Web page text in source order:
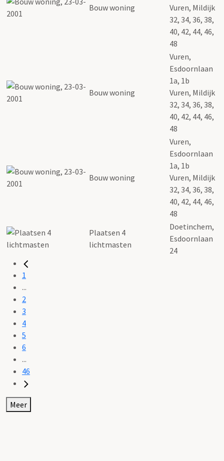
Bouw woning
Vuren, Mildijk
32, 34, 36, 38,
40, 42, 44, 46,
48
Bouw woning
Vuren,
Esdoornlaan
1a, 1b
Vuren, Mildijk
32, 34, 36, 38,
40, 42, 44, 46,
48
Bouw woning
Vuren,
Esdoornlaan
1a, 1b
Vuren, Mildijk
32, 34, 36, 38,
40, 42, 44, 46,
48
Plaatsen 4
lichtmasten
Doetinchem,
Esdoornlaan
24
1
...
2
3
4
5
6
...
46
Meer